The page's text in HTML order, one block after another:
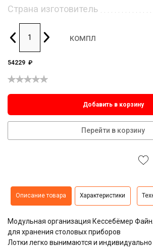
Страна изготовитель
компл
54229 ₽
Добавить в корзину
Перейти в корзину
Описание товара Характеристики
Модульная организация Кессебёмер
для хранения столовых приборов
Лотки легко вынимаются и